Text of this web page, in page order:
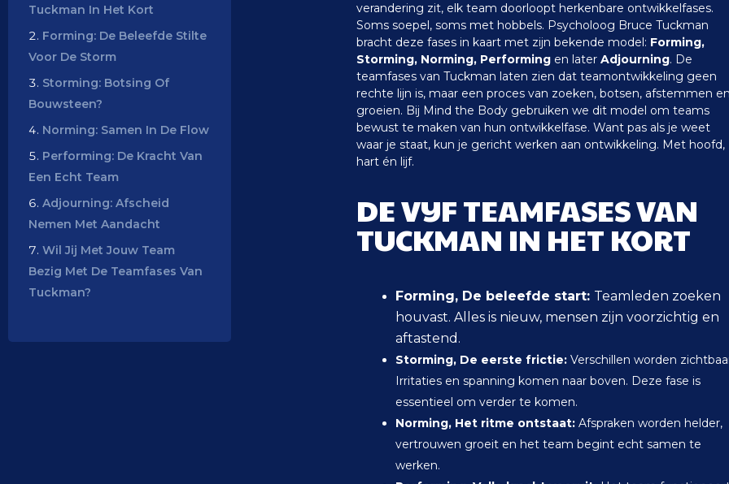
Tuckman In Het Kort
Forming: De Beleefde Stilte
Voor De Storm
Storming: Botsing Of
Bouwsteen?
Norming: Samen In De Flow
Performing: De Kracht Van
Een Echt Team
Adjourning: Afscheid
Nemen Met Aandacht
Wil Jij Met Jouw Team
Bezig Met De Teamfases Van
Tuckman?
verandering zit, elk team doorloopt herkenbare ontwikkelfases.
Soms soepel, soms met hobbels. Psycholoog Bruce Tuckman
bracht deze fases in kaart met zijn bekende model: Forming,
Storming, Norming, Performing en later Adjourning. De
teamfases van Tuckman laten zien dat teamontwikkeling geen
rechte lijn is, maar een proces van zoeken, botsen, afstemmen
groeien. Bij Mind the Body gebruiken we dit model om teams
bewust te maken van hun ontwikkelfase. Want pas als je weet
waar je staat, kun je gericht werken aan ontwikkeling. Met hoofd,
hart én lijf.
DE VIJF TEAMFASES VAN
TUCKMAN IN HET KORT
Forming, De beleefde start: Teamleden zoeken
houvast. Alles is nieuw, mensen zijn voorzichtig en
aftastend.
Storming, De eerste frictie: Verschillen worden
Irritaties en spanning komen naar boven. Deze fase is
essentieel om verder te komen.
Norming, Het ritme ontstaat: Afspraken worden helder,
vertrouwen groeit en het team begint echt samen te
werken.